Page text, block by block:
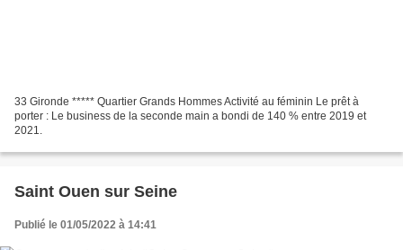
33 Gironde ***** Quartier Grands Hommes Activité au féminin Le prêt à
porter : Le business de la seconde main a bondi de 140 % entre 2019 et
2021.
Saint Ouen sur Seine
Publié le 01/05/2022 à 14:41